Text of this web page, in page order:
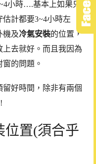
小時….基本上如果只
計都要3~4小時左
機及冷氣安裝的位置，
去就好。而且我因為
的問題。
好時間，除非有兩個
位置(須合乎